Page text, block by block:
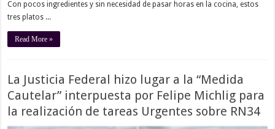
Con pocos ingredientes y sin necesidad de pasar horas en la cocina, estos
tres platos ...
Read More »
La Justicia Federal hizo lugar a la “Medida
Cautelar” interpuesta por Felipe Michlig para
la realización de tareas Urgentes sobre RN34